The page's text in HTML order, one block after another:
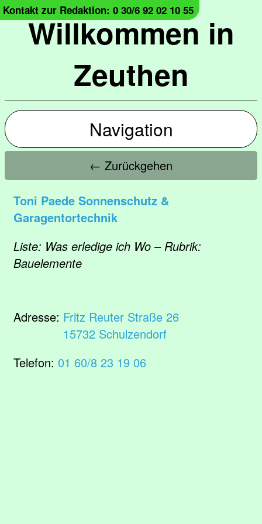
Willkommen in
Zeuthen
Kontakt zur Redaktion: 0 30/6 92 02 10 55
Navigation
← Zurückgehen
Toni Paede Sonnenschutz &
Garagentortechnik
Liste: Was erledige ich Wo – Rubrik:
Bauelemente
Adresse: Fritz Reuter Straße 26
15732 Schulzendorf
Telefon: 01 60/8 23 19 06